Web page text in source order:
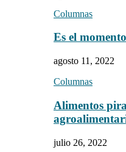
Columnas
Es el
agosto 11, 2022
Columnas
Alimentos
julio 26, 2022